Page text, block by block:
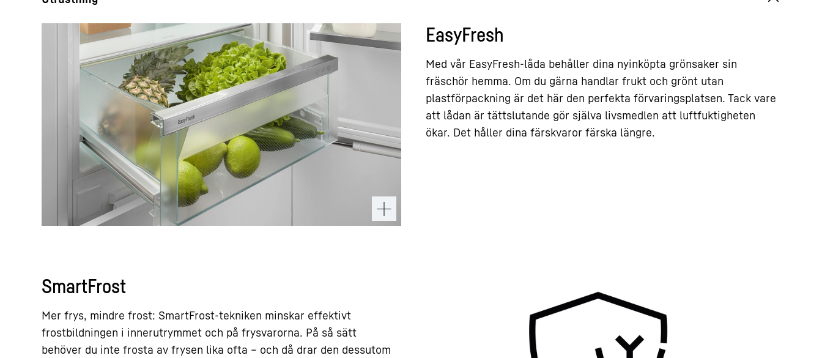
EasyFresh
Med vår EasyFresh-låda behåller dina nyinköpta grönsaker sin
fräschör hemma. Om du gärna handlar frukt och grönt utan
plastförpackning är det här den perfekta förvaringsplatsen. Tack vare
att lådan är tättslutande gör själva livsmedlen att luftfuktigheten
ökar. Det håller dina färskvaror färska längre.
SmartFrost
Mer frys, mindre frost: SmartFrost-tekniken minskar effektivt
frostbildningen i innerutrymmet och på frysvarorna. På så sätt
behöver du inte frosta av frysen lika ofta – och då drar den dessutom